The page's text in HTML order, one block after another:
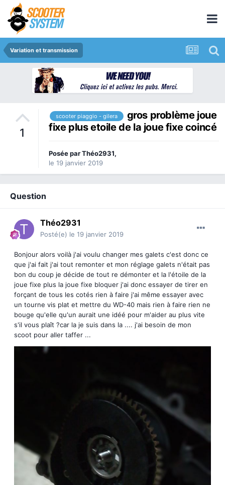
Variation et transmission
1
scooter piaggio - gilera
gros problème joue
fixe plus etoile de la joue fixe coincé
Posée parThéo2931,
le 19 janvier 2019
Question
Théo2931
Posté(e) le 19 janvier 2019
Bonjour alors voilà j'ai voulu changer mes galets c'est donc ce
que j'ai fait j'ai tout remonter et mon réglage galets n'était pas
bon du coup je décide de tout re démonter et la l'étoile de la
joue fixe plus la joue fixe bloquer j'ai donc essayer de tirer en
forçant de tous les cotés rien à faire j'ai même essayer avec
un tourne vis plat et mettre du WD-40 mais rien à faire rien ne
bouge qu'elle qu'un aurait une idéé pour m'aider au plus vite
s'il vous plaît ?car la je suis dans la .... j'ai besoin de mon
scoot pour aller taffer ...